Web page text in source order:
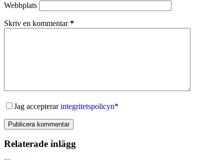
Webbplats
Skriv en kommentar*
Jag accepterarintegritetspolicyn*
Publicera kommentar
Relaterade inlägg